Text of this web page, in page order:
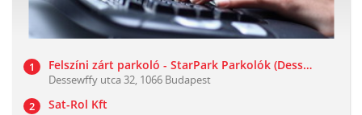
Felszíni zárt parkoló - StarPark Parkolók (Dessewffy utca 32)
Dessewffy utca 32, 1066 Budapest
Sat-Rol Kft